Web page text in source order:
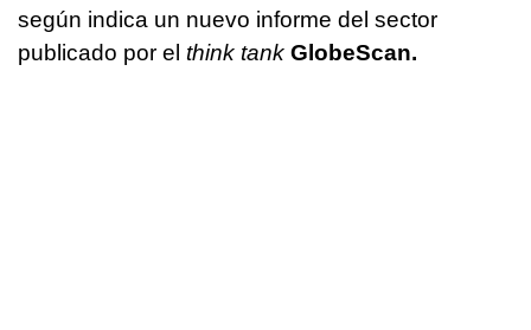
según indica un nuevo informe del sector
publicado por el think tank GlobeScan.